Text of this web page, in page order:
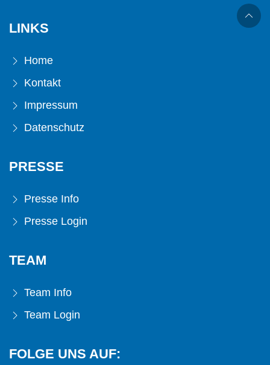
LINKS
Home
Kontakt
Impressum
Datenschutz
PRESSE
Presse Info
Presse Login
TEAM
Team Info
Team Login
FOLGE UNS AUF: